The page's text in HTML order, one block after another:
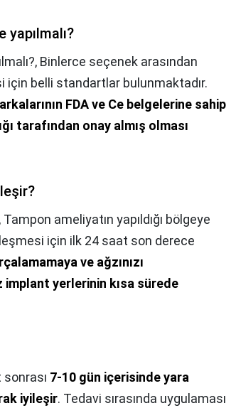
Binlerce seçenek arasından
için belli standartlar bulunmaktadır.
FDA ve Ce belgelerine sahip
tarafından onay almış olması
Tampon ameliyatın yapıldığı bölgeye
için ilk 24 saat son derece
ve ağzınızı
yerlerinin kısa sürede
7-10 gün içerisinde yara
iyileşir. Tedavi sırasında uygulaması